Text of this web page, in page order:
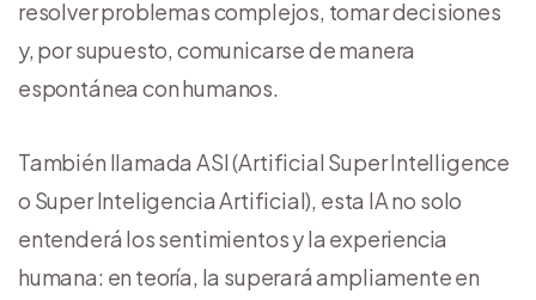
resolver problemas complejos, tomar decisiones
y, por supuesto, comunicarse de manera
espontánea con humanos.
También llamada ASI (Artificial Super Intelligence
o Super Inteligencia Artificial), esta IA no solo
entenderá los sentimientos y la experiencia
humana: en teoría, la superará ampliamente en